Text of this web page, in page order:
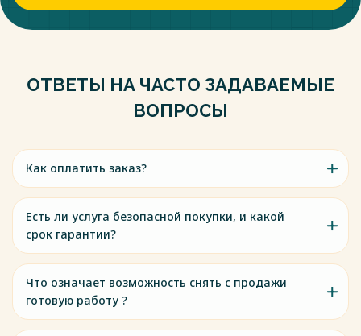
ОТВЕТЫ НА ЧАСТО ЗАДАВАЕМЫЕ
ВОПРОСЫ
Как оплатить заказ?
Есть ли услуга безопасной покупки, и какой
срок гарантии?
Что означает возможность снять с продажи
готовую работу ?